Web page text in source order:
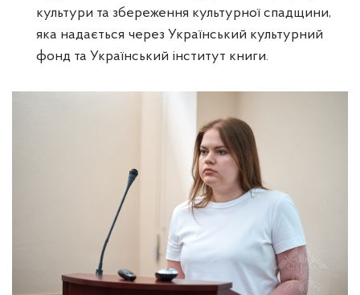
культури та збереження культурної спадщини,
яка надається через Український культурний
фонд та Український інститут книги.